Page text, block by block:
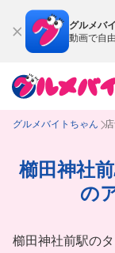
グルメバ
動画で自
グルメバイトちゃん
櫛田神社
の
櫛田神社前駅の